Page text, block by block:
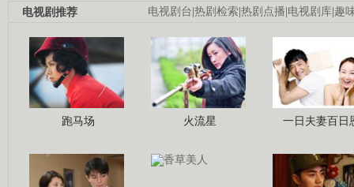
电视剧台|热剧检索|热剧点播|电视剧库|趣
电视剧推荐
跑马场 火流星 一日夫妻百日